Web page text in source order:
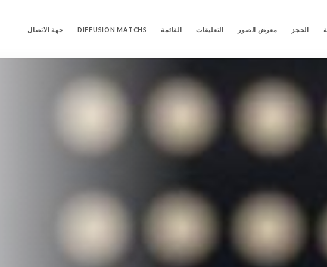
الحجز معرض الصور التعليقات القائمة DIFFUSION MATCHS جهة الاتصال